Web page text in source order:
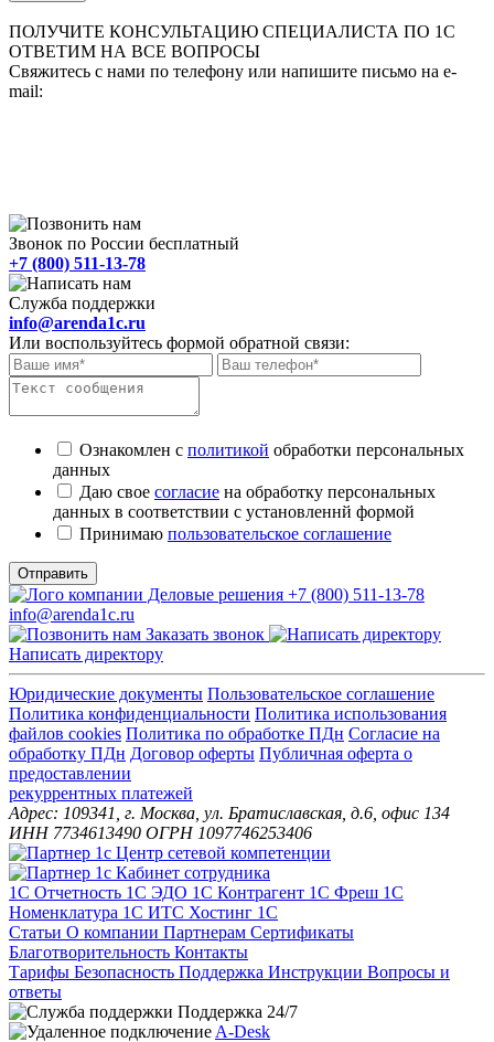
ПОЛУЧИТЕ КОНСУЛЬТАЦИЮ СПЕЦИАЛИСТА ПО 1С
ОТВЕТИМ НА ВСЕ ВОПРОСЫ
Свяжитесь с нами по телефону или напишите письмо на e-
mail:
Звонок по России бесплатный
+7 (800) 511-13-78
Служба поддержки
info@arenda1c.ru
Или воспользуйтесь формой обратной связи:
Ознакомлен с политикой обработки персональных
данных
Даю свое согласие на обработку персональных
данных в соответствии с установленнй формой
Принимаю пользовательское соглашение
Отправить
+7 (800) 511-13-78
info@arenda1c.ru
Заказать звонок
Написать директору
Юридические документы Пользовательское соглашение
Политика конфиденциальности Политика использования
файлов cookies Политика по обработке ПДн Cогласие на
обработку ПДн Договор оферты Публичная оферта о
предоставлении
рекуррентных платежей
Адрес: 109341, г. Москва, ул. Братиславская, д.6, офис 134
ИНН 7734613490 ОГРН 1097746253406
1С Отчетность 1С ЭДО 1С Контрагент 1С Фреш 1С
Номенклатура 1С ИТС Хостинг 1С
Статьи О компании Партнерам Сертификаты
Благотворительность Контакты
Тарифы Безопасность Поддержка Инструкции Вопросы и
ответы
Поддержка 24/7
A-Desk